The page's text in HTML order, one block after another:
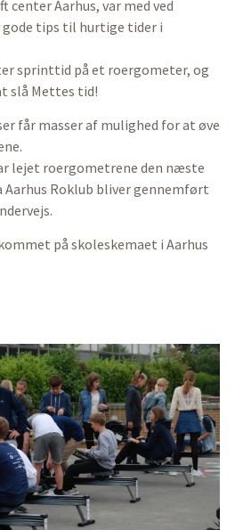
Aarhus, var med ved
tips til hurtige tider i
sprinttid på et roergometer, og
slå Mettes tid!
får masser af mulighed for at øve
lejet roergometrene den næste
Aarhus Roklub bliver gennemført
på skoleskemaet i Aarhus